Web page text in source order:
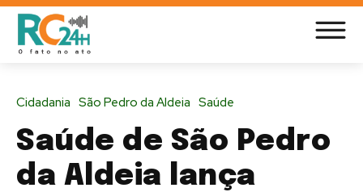
Cidadania São Pedro da Aldeia Saúde
Saúde de São Pedro
da Aldeia lança